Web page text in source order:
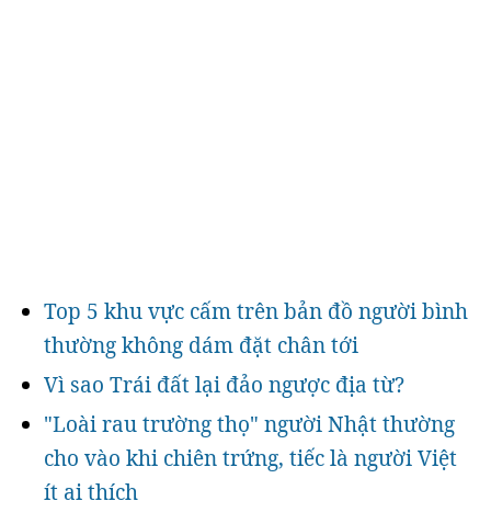
Top 5 khu vực cấm trên bản đồ người bình
thường không dám đặt chân tới
Vì sao Trái đất lại đảo ngược địa từ?
"Loài rau trường thọ" người Nhật thường
cho vào khi chiên trứng, tiếc là người Việt
ít ai thích